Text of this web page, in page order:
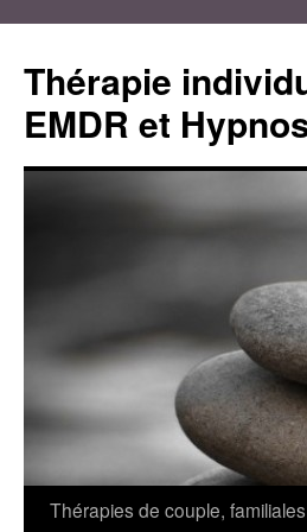
contenu
Thérapie
EMDR et
Thérapies de couple,